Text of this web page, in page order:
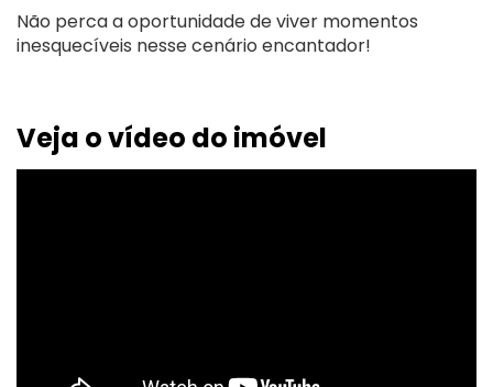
Não perca a oportunidade de viver momentos
inesquecíveis nesse cenário encantador!
Veja o vídeo do imóvel